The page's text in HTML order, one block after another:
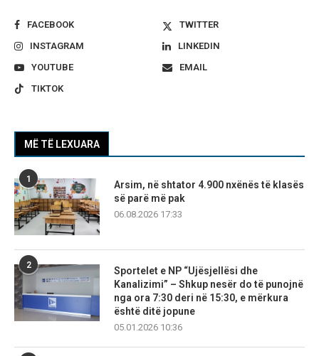
FACEBOOK
TWITTER
INSTAGRAM
LINKEDIN
YOUTUBE
EMAIL
TIKTOK
MË TË LEXUARA
1
Arsim, në shtator 4.900 nxënës të klasës
së parë më pak
06.08.2026 17:33
2
Sportelet e NP “Ujësjellësi dhe
Kanalizimi” – Shkup nesër do të punojnë
nga ora 7:30 deri në 15:30, e mërkura
është ditë jopune
05.01.2026 10:36